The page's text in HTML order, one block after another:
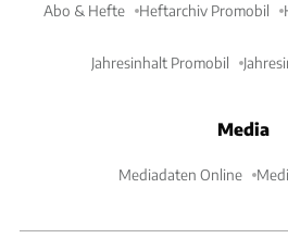
Abo & Hefte Heftarchiv Promobil
Jahresinhalt Promobil
Media
Mediadaten Online